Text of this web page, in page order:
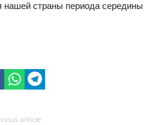
нашей страны периода середины
article